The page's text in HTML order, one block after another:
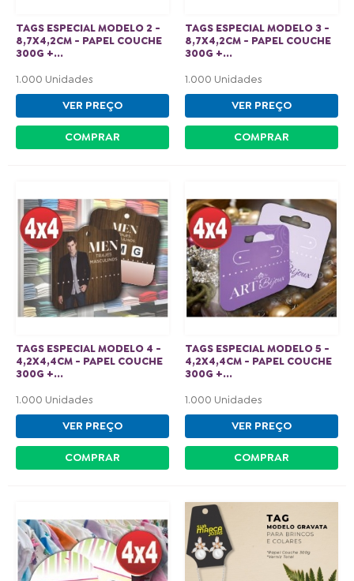
TAGS ESPECIAL MODELO 2 -
8,7X4,2CM - PAPEL COUCHE
300G +...
1.000 Unidades
VER PREÇO
COMPRAR
TAGS ESPECIAL MODELO 3 -
8,7X4,2CM - PAPEL COUCHE
300G +...
1.000 Unidades
VER PREÇO
COMPRAR
TAGS ESPECIAL MODELO 4 -
4,2X4,4CM - PAPEL COUCHE
300G +...
1.000 Unidades
VER PREÇO
COMPRAR
TAGS ESPECIAL MODELO 5 -
4,2X4,4CM - PAPEL COUCHE
300G +...
1.000 Unidades
VER PREÇO
COMPRAR